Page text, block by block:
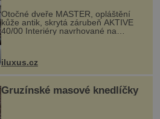
Otočné dveře MASTER, opláštění
kůže antik, skrytá zárubeň AKTIVE
40/00 Interiéry navrhované na
zakázku často vyžadují atypické
rozměry nejen nábytku, ale i
dnes umož...
iluxus.cz
Gruzínské masové knedlíčky